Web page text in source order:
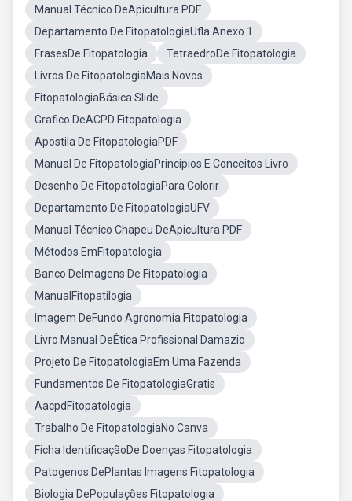
Manual Técnico DeApicultura PDF
Departamento De FitopatologiaUfla Anexo 1
FrasesDe Fitopatologia
TetraedroDe Fitopatologia
Livros De FitopatologiaMais Novos
FitopatologiaBásica Slide
Grafico DeACPD Fitopatologia
Apostila De FitopatologiaPDF
Manual De FitopatologiaPrincipios E Conceitos Livro
Desenho De FitopatologiaPara Colorir
Departamento De FitopatologiaUFV
Manual Técnico Chapeu DeApicultura PDF
Métodos EmFitopatologia
Banco DeImagens De Fitopatologia
ManualFitopatilogia
Imagem DeFundo Agronomia Fitopatologia
Livro Manual DeÉtica Profissional Damazio
Projeto De FitopatologiaEm Uma Fazenda
Fundamentos De FitopatologiaGratis
AacpdFitopatologia
Trabalho De FitopatologiaNo Canva
Ficha IdentificaçãoDe Doenças Fitopatologia
Patogenos DePlantas Imagens Fitopatologia
Biologia DePopulações Fitopatologia